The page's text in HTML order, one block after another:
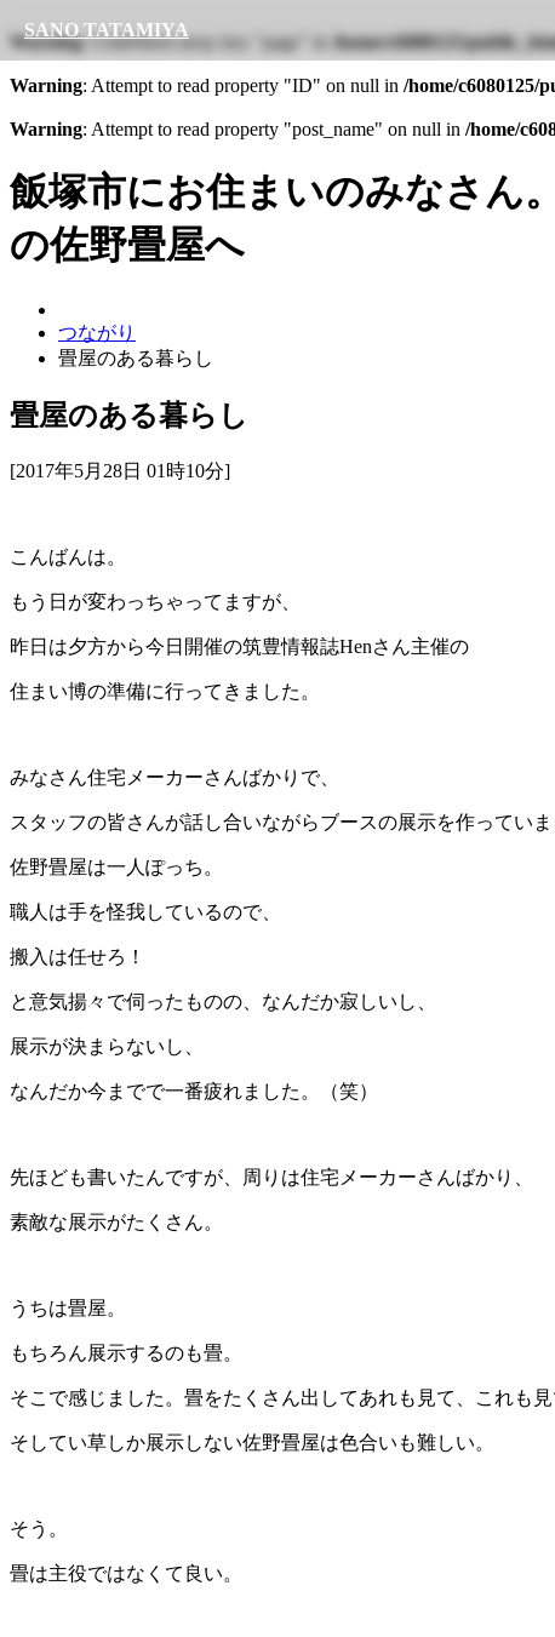
Warning: Undefined array key "page" in /home/c6080125/
Warning: Attempt to read property "ID" on null in /home/c6080125/
Warning: Attempt to read property "post_name" on null in /home/
飯塚市にお住まいのみなさん
の佐野畳屋へ
つながり
畳屋のある暮らし
畳屋のある暮らし
[2017年5月28日 01時10分]
こんばんは。
もう日が変わっちゃってますが、
昨日は夕方から今日開催の筑豊情報誌Henさん主催の
住まい博の準備に行ってきました。
みなさん住宅メーカーさんばかりで、
スタッフの皆さんが話し合いながらブースの展示を作っていま
佐野畳屋は一人ぽっち。
職人は手を怪我しているので、
搬入は任せろ！
と意気揚々で伺ったものの、なんだか寂しいし、
展示が決まらないし、
なんだか今までで一番疲れました。（笑）
先ほども書いたんですが、周りは住宅メーカーさんばかり、
素敵な展示がたくさん。
うちは畳屋。
もちろん展示するのも畳。
そこで感じました。畳をたくさん出してあれも見て、これも
そしてい草しか展示しない佐野畳屋は色合いも難しい。
そう。
畳は主役ではなくて良い。
SANO TATAMIYA